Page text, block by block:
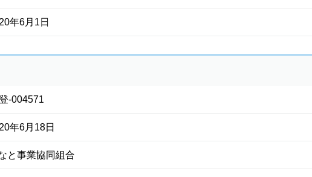
年6月1日
-004571
年6月18日
と事業協同組合